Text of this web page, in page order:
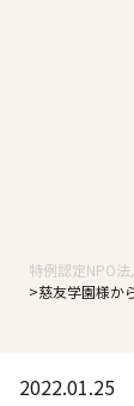
特例認定NPO
慈友学園様か
2022.01.25